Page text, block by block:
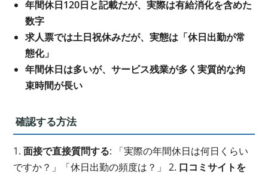
年間休日120日と記載だが、実際は有給消化を含めた
数字
求人票では土日祝休みだが、実態は「休日出勤が常
態化」
年間休日は多いが、サービス残業が多く実質的な拘
束時間が長い
確認する方法
1.面接で直接質問する: 「実際の年間休日は何日くらい
ですか？」「休日出勤の頻度は？」 2. 口コミサイトを